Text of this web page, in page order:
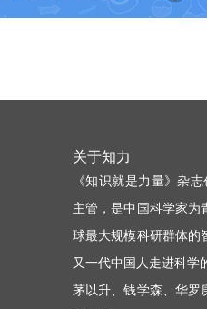
关于知力
《知识就是力量》杂
主管，是中国科学家为
球最大规模科研群体的
又一代中国人走进科学
茅以升、钱学森、华罗